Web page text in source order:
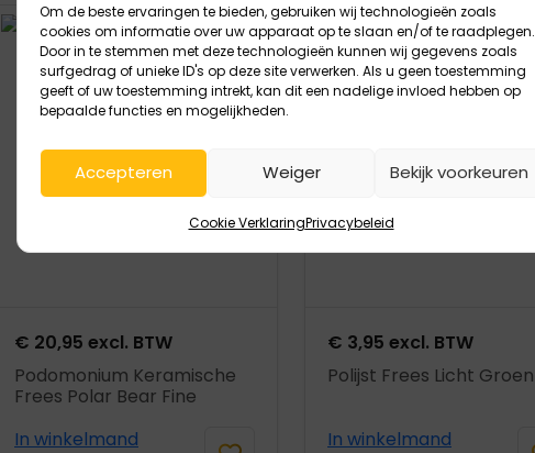
Om de beste ervaringen te bieden, gebruiken wij technologieën zoals
cookies om informatie over uw apparaat op te slaan en/of te raadplegen.
Door in te stemmen met deze technologieën kunnen wij gegevens zoals
surfgedrag of unieke ID's op deze site verwerken. Als u geen toestemming
geeft of uw toestemming intrekt, kan dit een nadelige invloed hebben op
bepaalde functies en mogelijkheden.
Accepteren Weiger Bekijk voorkeuren
Cookie VerklaringPrivacybeleid
Product openen
€ 20,95 excl. BTW
Podomonium Keramische
Frees Polar Bear Fine
In winkelmand
Product openen
€ 3,95 excl. BTW
Polijst Frees Licht Groen
In winkelmand